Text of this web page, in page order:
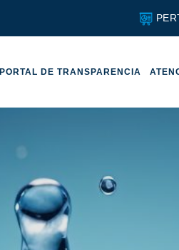
PORTAL DE TRANSPARENCIA